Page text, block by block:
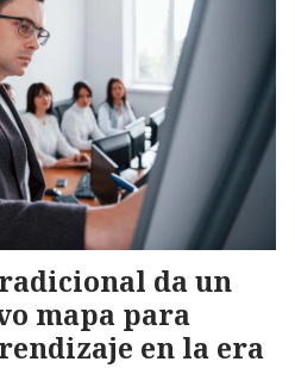
da un
mapa para
en la era